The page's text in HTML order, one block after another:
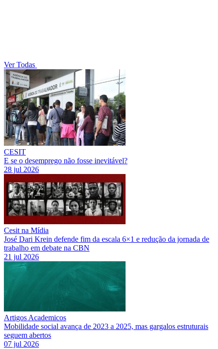
Ver Todas
CESIT
E se o desemprego não fosse inevitável?
28 jul 2026
Cesit na Mídia
José Dari Krein defende fim da escala 6×1 e redução da jornada de
trabalho em debate na CBN
21 jul 2026
Artigos Academicos
Mobilidade social avança de 2023 a 2025, mas gargalos estruturais
seguem abertos
07 jul 2026